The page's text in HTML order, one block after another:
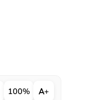
100% +